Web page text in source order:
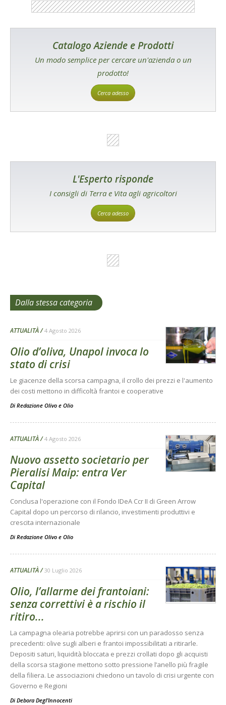
Catalogo Aziende e Prodotti
Un modo semplice per cercare un'azienda o un
prodotto!
Cerca adesso
L'Esperto risponde
I consigli di Terra e Vita agli agricoltori
Cerca adesso
Dalla stessa categoria
ATTUALITÀ 4 Agosto 2026
Olio d’oliva, Unapol invoca lo
stato di crisi
Le giacenze della scorsa campagna, il crollo dei prezzi e l'aumento
dei costi mettono in difficoltà frantoi e cooperative
Di Redazione Olivo e Olio
ATTUALITÀ 4 Agosto 2026
Nuovo assetto societario per
Pieralisi Maip: entra Ver
Capital
Conclusa l'operazione con il Fondo IDeA Ccr II di Green Arrow
Capital dopo un percorso di rilancio, investimenti produttivi e
crescita internazionale
Di Redazione Olivo e Olio
ATTUALITÀ 30 Luglio 2026
Olio, l’allarme dei frantoiani:
senza correttivi è a rischio il
ritiro...
La campagna olearia potrebbe aprirsi con un paradosso senza
precedenti: olive sugli alberi e frantoi impossibilitati a ritirarle.
Depositi saturi, liquidità bloccata e prezzi crollati dopo gli acquisti
della scorsa stagione mettono sotto pressione l’anello più fragile
della filiera. Le associazioni chiedono un tavolo di crisi urgente con
Governo e Regioni
Di Debora Degl’Innocenti